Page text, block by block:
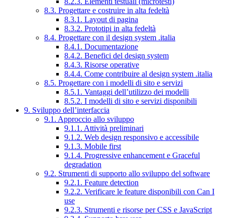
8.3. Progettare e costruire in alta fedeltà
8.3.1. Layout di pagina
8.3.2. Prototipi in alta fedeltà
8.4. Progettare con il design system .italia
8.4.1. Documentazione
8.4.2. Benefici del design system
8.4.3. Risorse operative
8.4.4. Come contribuire al design system .italia
8.5. Progettare con i modelli di sito e servizi
8.5.1. Vantaggi dell’utilizzo dei modelli
8.5.2. I modelli di sito e servizi disponibili
9. Sviluppo dell’interfaccia
9.1. Approccio allo sviluppo
9.1.1. Attività preliminari
9.1.2. Web design responsivo e accessibile
9.1.3. Mobile first
9.1.4. Progressive enhancement e Graceful
degradation
9.2. Strumenti di supporto allo sviluppo del software
9.2.1. Feature detection
9.2.2. Verificare le feature disponibili con Can I
use
9.2.3. Strumenti e risorse per CSS e JavaScript